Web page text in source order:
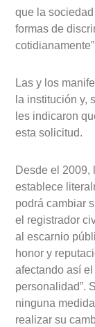
que la
formas de
Las y los
la institución y,
les indicaron
esta solicitud.
Desde el 2009,
establece
podrá cambiar
el registrador
al escarnio
honor y
afectando así
personalidad”.
ninguna
realizar su